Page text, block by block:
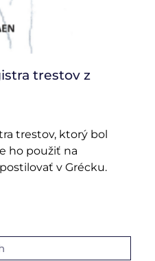
trestov z
trestov, ktorý bol
ho použiť na
v Grécku.